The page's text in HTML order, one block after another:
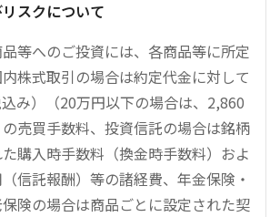
スクについて
等へのご投資には、各商品等に所定
株式取引の場合は約定代金に対して
み）（20万円以下の場合は、2,860
売買手数料、投資信託の場合は銘柄
購入時手数料（換金時手数料）およ
信託報酬）等の諸経費、年金保険・
険の場合は商品ごとに設定された契